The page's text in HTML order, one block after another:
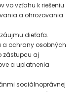
vzťahu k riešeniu
a ohrozovania
dieťaťa.
a ochrany osobných
zástupcu aj
a uplatnenia
sociálnoprávnej